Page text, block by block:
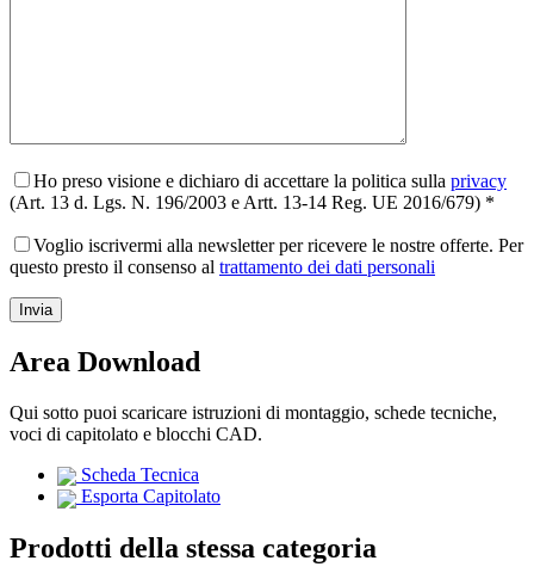
Ho preso visione e dichiaro di accettare la politica sulla privacy
(Art. 13 d. Lgs. N. 196/2003 e Artt. 13-14 Reg. UE 2016/679) *
Voglio iscrivermi alla newsletter per ricevere le nostre offerte. Per
questo presto il consenso al trattamento dei dati personali
Area Download
Qui sotto puoi scaricare istruzioni di montaggio, schede tecniche,
voci di capitolato e blocchi CAD.
Scheda Tecnica
Esporta Capitolato
Prodotti della stessa categoria